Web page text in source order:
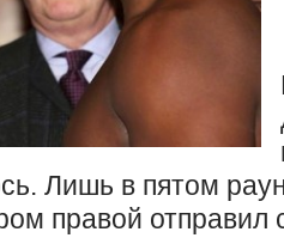
Лишь в пятом
правой отправил